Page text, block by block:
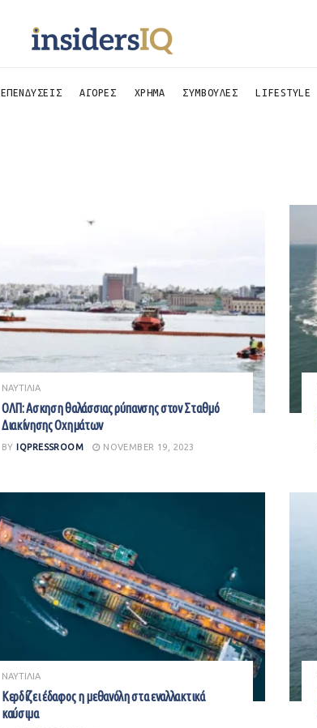
ΕΠΕΝΔΥΣΕΙΣ ΑΓΟΡΕΣ ΧΡΗΜΑ ΣΥΜΒΟΥΛΕΣ LIFESTYLE
ΝΑΥΤΙΛΙΑ
ΟΛΠ: Ασκηση θαλάσσιας ρύπανσης στον Σταθμό
Διακίνησης Οχημάτων
BY IQPRESSROOM NOVEMBER 19, 2023
ΝΑΥΤΙΛΙΑ
Κερδίζει έδαφος η μεθανόλη στα εναλλακτικά
καύσιμα